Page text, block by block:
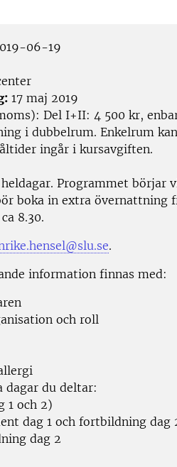
06-19
17 maj 2019
Del I+II: 4 500 kr,
i dubbelrum. Enkelrum
ingår i kursavgiften.
Programmet börjar
boka in extra övernattning
8.30.
.
information finnas med:
och roll
dagar du deltar:
1 och 2)
dag 1 och fortbildning dag
dag 2